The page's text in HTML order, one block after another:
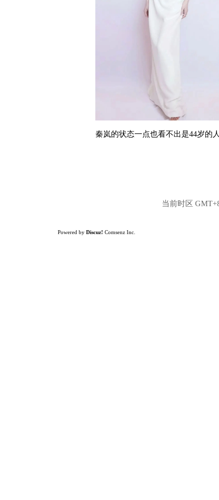
秦岚的状态一点也看不出是44岁的
当前时区
Powered by Discuz! Comsenz Inc.